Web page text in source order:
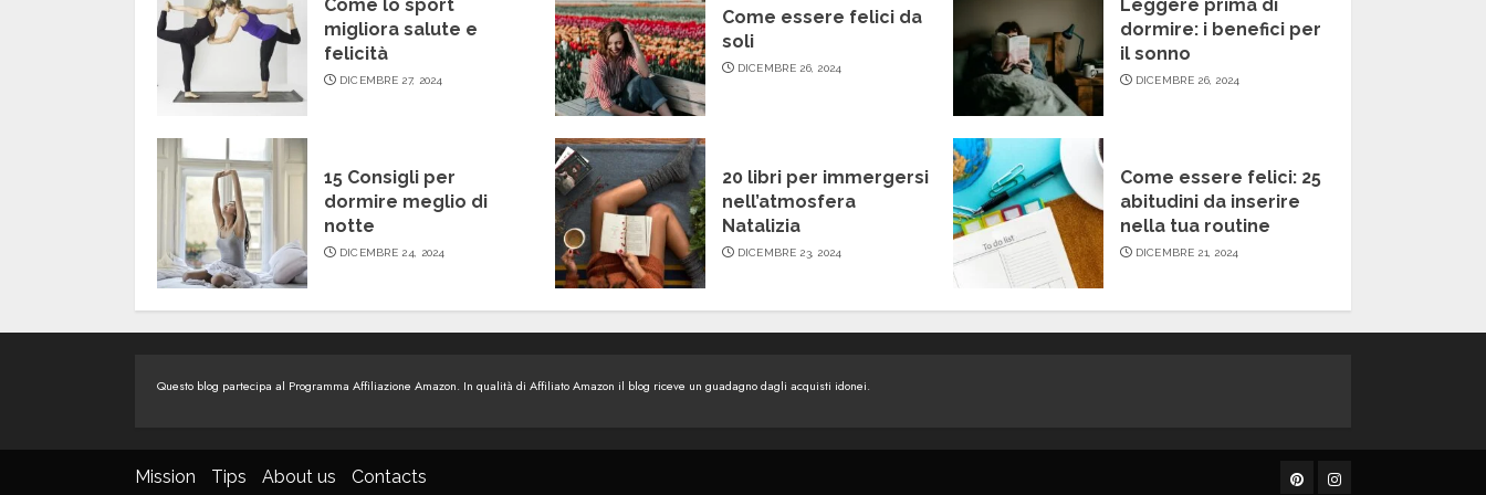
Come lo sport
migliora salute e
felicità
DICEMBRE 27, 2024
Come essere felici da
soli
DICEMBRE 26, 2024
Leggere prima di
dormire: i benefici per
il sonno
DICEMBRE 26, 2024
15 Consigli per
dormire meglio di
notte
DICEMBRE 24, 2024
20 libri per immergersi
nell’atmosfera
Natalizia
DICEMBRE 23, 2024
Come essere felici: 25
abitudini da inserire
nella tua routine
DICEMBRE 21, 2024
Questo blog partecipa al Programma Affiliazione Amazon. In qualità di Affiliato Amazon il blog riceve un guadagno dagli acquisti idonei.
Mission Tips About us Contacts PinterestInstagram